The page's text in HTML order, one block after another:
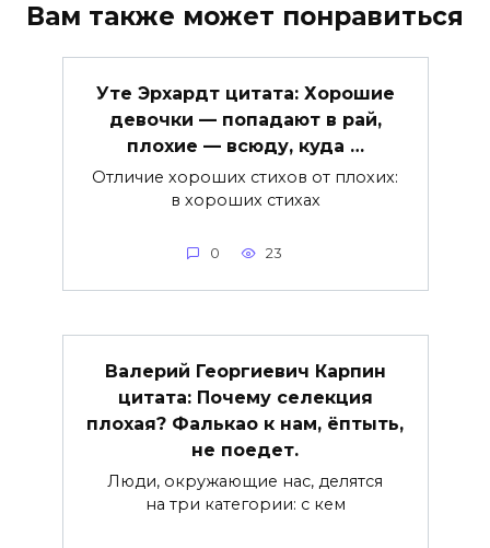
Вам также может понравиться
Уте Эрхардт цитата: Хорошие
девочки — попадают в рай,
плохие — всюду, куда …
Отличие хороших стихов от плохих:
в хороших стихах
0 23
Валерий Георгиевич Карпин
цитата: Почему селекция
плохая? Фалькао к нам, ёптыть,
не поедет.
Люди, окружающие нас, делятся
на три категории: с кем